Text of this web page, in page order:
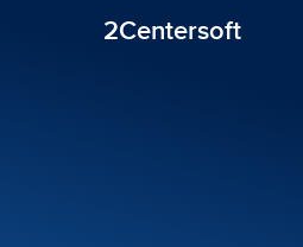
2Centersoft